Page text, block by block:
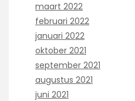
maart 2022
februari 2022
januari 2022
oktober 2021
september 2021
augustus 2021
juni 2021